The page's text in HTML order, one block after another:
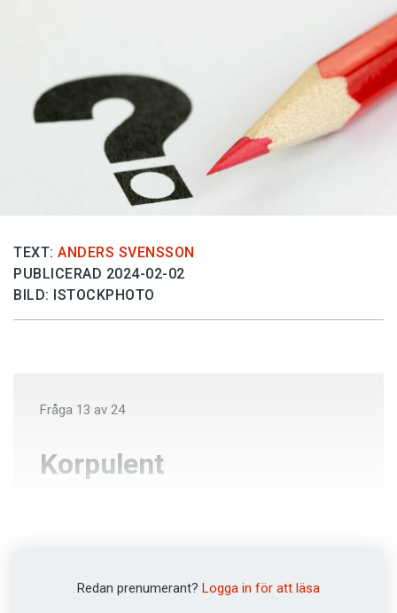
Föreslå nyord
Annonsera
Prenumerera
Läs Språktidningen digitalt
Press
TEXT: ANDERS SVENSSON
PUBLICERAD 2024-02-02
BILD: ISTOCKPHOTO
Fråga 13 av 24
Korpulent
Anemisk
Redan prenumerant? Logga in för att läsa